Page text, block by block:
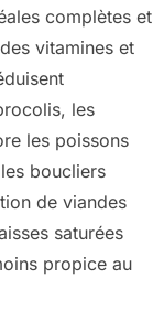
complètes et
vitamines et
les
les poissons
boucliers
de viandes
saturées
propice au